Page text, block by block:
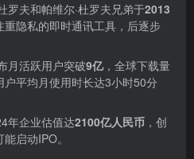
罗夫和帕维尔·杜罗夫兄弟于‌2013
隐私的即时通讯工具，后逐步
月活跃用户突破‌9亿‌，全球下载量
平均月使用时长达3小时50分
年企业估值达‌2100亿人民币 ‌，创
启动IPO。